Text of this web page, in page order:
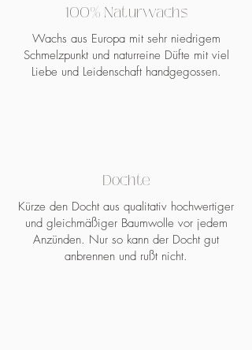
100% Naturwachs
Wachs aus Europa mit sehr niedrigem
Schmelzpunkt und naturreine Düfte mit viel
Liebe und Leidenschaft handgegossen.
Dochte
Kürze den Docht aus qualitativ hochwertiger
und gleichmäßiger Baumwolle vor jedem
Anzünden. Nur so kann der Docht gut
anbrennen und rußt nicht.